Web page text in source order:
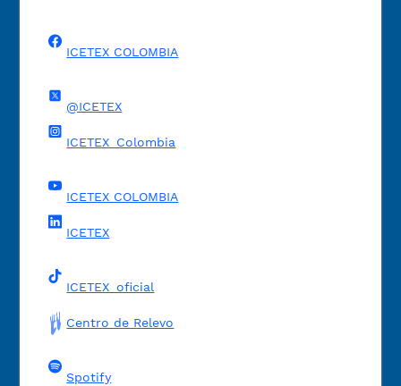
ICETEX COLOMBIA
@ICETEX
ICETEX_Colombia
ICETEX COLOMBIA
ICETEX
ICETEX_oficial
Centro de Relevo
Spotify